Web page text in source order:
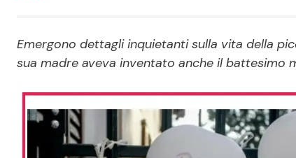
Salute
Festività
Emergono dettagli inquietanti sulla vita della
sua madre aveva inventato anche il battesimo